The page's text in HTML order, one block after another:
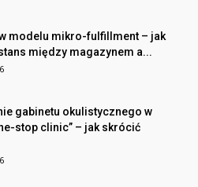
modelu mikro-fulfillment – jak
między magazynem a...
gabinetu okulistycznego w
stop clinic” – jak skrócić